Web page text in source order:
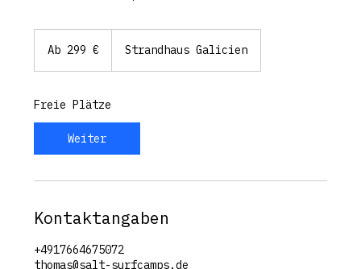
EuroAb 299 € Strandhaus Galicien
Freie Plätze
Weiter
Kontaktangaben
+4917664675072
thomas@salt-surfcamps.de